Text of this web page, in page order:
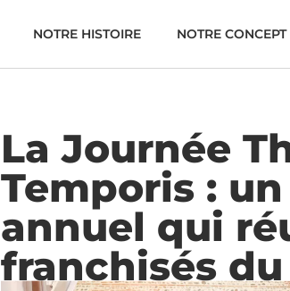
NOTRE HISTOIRE NOTRE CONCEPT
La Journée
Temporis :
annuel qui
franchisés du